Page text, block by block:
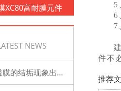
XC80富耐膜元件
NEWS
怎么预防反渗透膜的结垢现象出现？
5
6
7
件不
推荐